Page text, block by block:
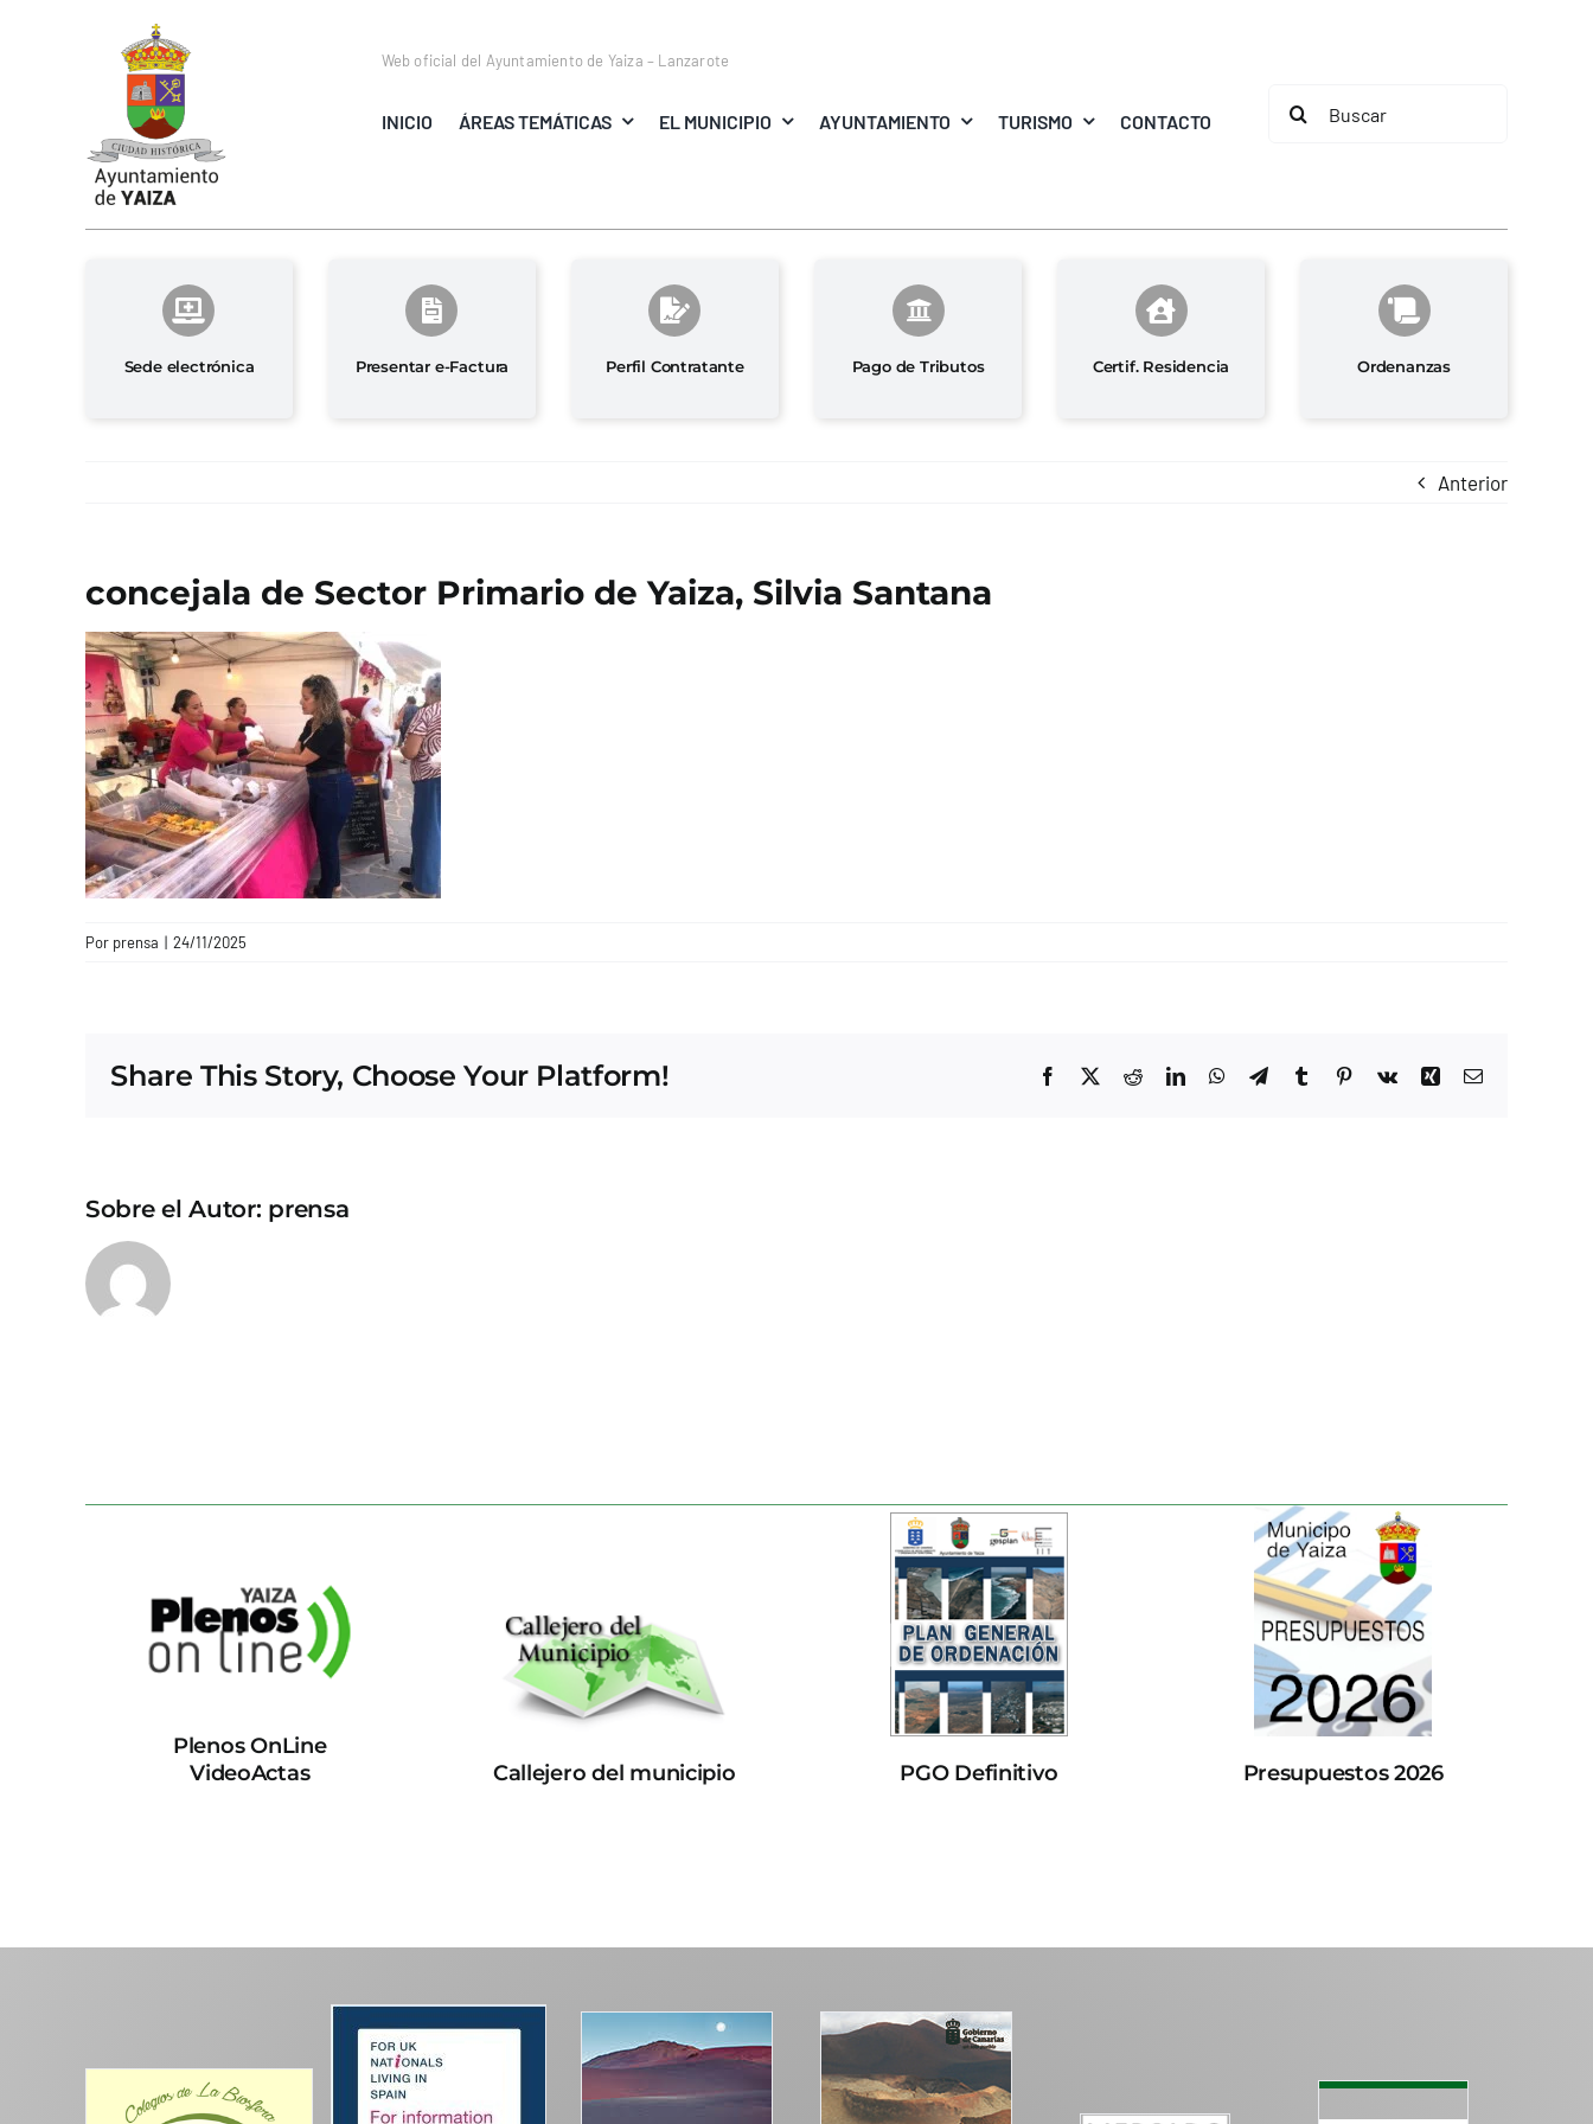
Web oficial del Ayuntamiento de Yaiza – Lanzarote
INICIO ÁREAS TEMÁTICAS EL MUNICIPIO AYUNTAMIENTO TURISMO CONTACTO
Buscar:
Sede electrónica Presentar e-Factura Perfil Contratante Pago de Tributos Certif. Residencia Ordenanzas
Anterior
concejala de Sector Primario de Yaiza, Silvia Santana
Por prensa | 24/11/2025
Share This Story, Choose Your Platform! Facebook
X RedditLinkedInWhatsApp
TelegramTumblrPinterest
Vk Xing Correo
Sobre el Autor: prensa
Plenos OnLine
VideoActas
Callejero del municipio PGO Definitivo Presupuestos 2026